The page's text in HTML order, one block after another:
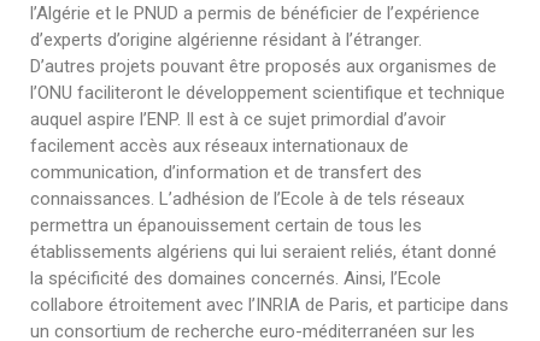
l’Algérie et le PNUD a permis de bénéficier de l’expérience
d’experts d’origine algérienne résidant à l’étranger.
D’autres projets pouvant être proposés aux organismes de
l’ONU faciliteront le développement scientifique et technique
auquel aspire l’ENP. Il est à ce sujet primordial d’avoir
facilement accès aux réseaux internationaux de
communication, d’information et de transfert des
connaissances. L’adhésion de l’Ecole à de tels réseaux
permettra un épanouissement certain de tous les
établissements algériens qui lui seraient reliés, étant donné
la spécificité des domaines concernés. Ainsi, l’Ecole
collabore étroitement avec l’INRIA de Paris, et participe dans
un consortium de recherche euro-méditerranéen sur les